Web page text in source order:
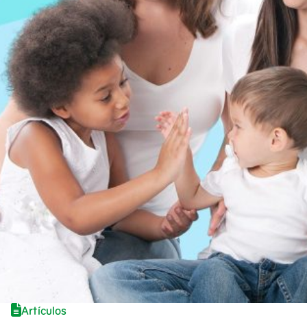
Courses and Webinars
Games and Storybooks
Our Work
About Us
Support Us
Artículos